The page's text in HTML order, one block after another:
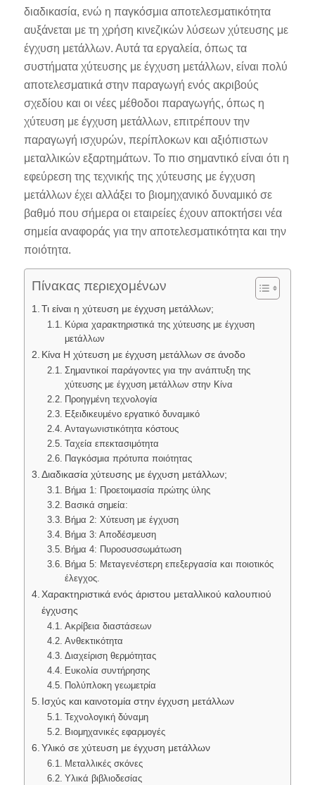
διαδικασία, ενώ η παγκόσμια αποτελεσματικότητα
αυξάνεται με τη χρήση κινεζικών λύσεων χύτευσης με
έγχυση μετάλλων. Αυτά τα εργαλεία, όπως τα
συστήματα χύτευσης με έγχυση μετάλλων, είναι πολύ
αποτελεσματικά στην παραγωγή ενός ακριβούς
σχεδίου και οι νέες μέθοδοι παραγωγής, όπως η
χύτευση με έγχυση μετάλλων, επιτρέπουν την
παραγωγή ισχυρών, περίπλοκων και αξιόπιστων
μεταλλικών εξαρτημάτων. Το πιο σημαντικό είναι ότι η
εφεύρεση της τεχνικής της χύτευσης με έγχυση
μετάλλων έχει αλλάξει το βιομηχανικό δυναμικό σε
βαθμό που σήμερα οι εταιρείες έχουν αποκτήσει νέα
σημεία αναφοράς για την αποτελεσματικότητα και την
ποιότητα.
Πίνακας περιεχομένων
Τι είναι η χύτευση με έγχυση μετάλλων;
Κύρια χαρακτηριστικά της χύτευσης με έγχυση
μετάλλων
Κίνα Η χύτευση με έγχυση μετάλλων σε άνοδο
Σημαντικοί παράγοντες για την ανάπτυξη της
χύτευσης με έγχυση μετάλλων στην Κίνα
Προηγμένη τεχνολογία
Εξειδικευμένο εργατικό δυναμικό
Ανταγωνιστικότητα κόστους
Ταχεία επεκτασιμότητα
Παγκόσμια πρότυπα ποιότητας
Διαδικασία χύτευσης με έγχυση μετάλλων;
Βήμα 1: Προετοιμασία πρώτης ύλης
Βασικά σημεία:
Βήμα 2: Χύτευση με έγχυση
Βήμα 3: Αποδέσμευση
Βήμα 4: Πυροσυσσωμάτωση
Βήμα 5: Μεταγενέστερη επεξεργασία και ποιοτικός
έλεγχος.
Χαρακτηριστικά ενός άριστου μεταλλικού καλουπιού
έγχυσης
Ακρίβεια διαστάσεων
Ανθεκτικότητα
Διαχείριση θερμότητας
Ευκολία συντήρησης
Πολύπλοκη γεωμετρία
Ισχύς και καινοτομία στην έγχυση μετάλλων
Τεχνολογική δύναμη
Βιομηχανικές εφαρμογές
Υλικό σε χύτευση με έγχυση μετάλλων
Μεταλλικές σκόνες
Υλικά βιβλιοδεσίας